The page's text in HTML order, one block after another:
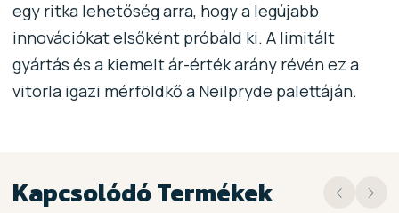
egy ritka lehetőség arra, hogy a legújabb
innovációkat elsőként próbáld ki. A limitált
gyártás és a kiemelt ár-érték arány révén ez a
vitorla igazi mérföldkő a Neilpryde palettáján.
Kapcsolódó Termékek